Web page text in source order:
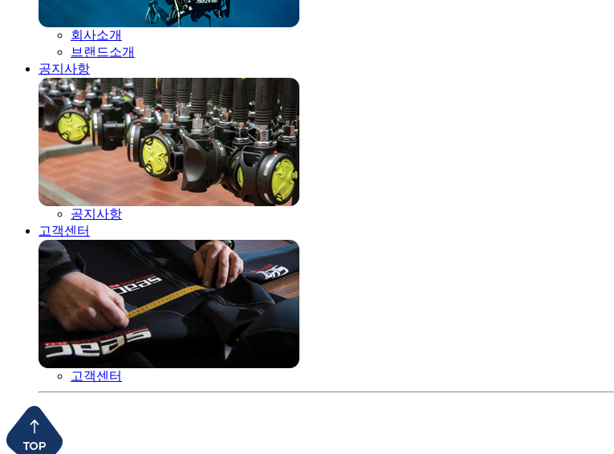
회사소개
브랜드소개
공지사항
공지사항
고객센터
고객센터